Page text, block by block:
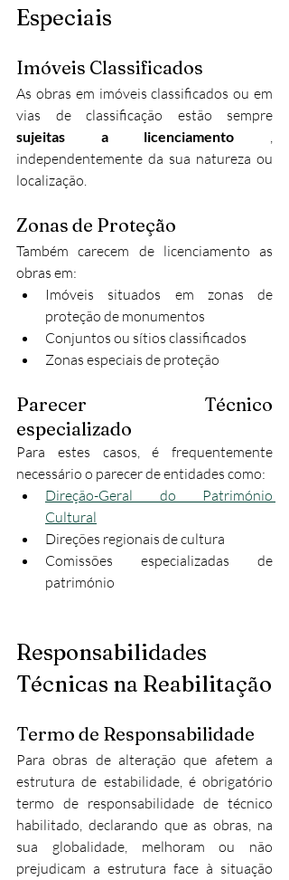
Especiais
Imóveis Classificados
As obras em imóveis classificados ou em
sujeitas a licenciamento ,
independentemente da sua natureza ou
localização.
Zonas de Proteção
Também carecem de licenciamento as
obras em:
Imóveis situados em zonas de
proteção de monumentos
Conjuntos ou sítios classificados
Zonas especiais de proteção
Parecer Técnico
especializado
Para estes casos, é frequentemente
necessário o parecer de entidades como:
Direção-Geral do Património
Cultural
Direções regionais de cultura
Comissões especializadas de
património
Responsabilidades
Técnicas na Reabilitação
Termo de Responsabilidade
Para obras de alteração que afetem a
estrutura de estabilidade, é obrigatório
termo de responsabilidade de técnico
habilitado, declarando que as obras, na
sua globalidade, melhoram ou não
prejudicam a estrutura face à situação